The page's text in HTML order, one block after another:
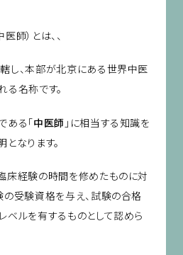
師）とは、、
し、本部が北京にある世界中医
名称です。
ある「中医師 」に相当する知識を
なります。
床経験の時間を修めたものに対
の受験資格を与え、試験の合格
ベルを有するものとして認めら